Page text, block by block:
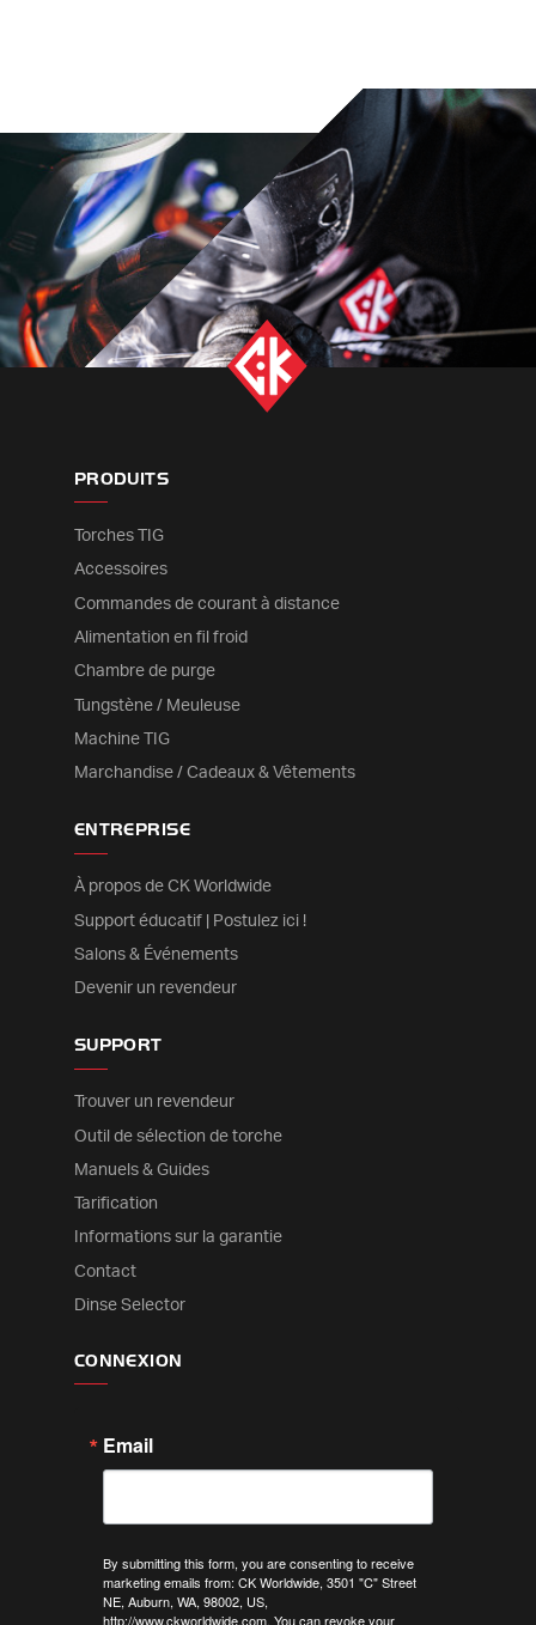
PRODUITS
Torches TIG
Accessoires
Commandes de courant à distance
Alimentation en fil froid
Chambre de purge
Tungstène / Meuleuse
Machine TIG
Marchandise / Cadeaux & Vêtements
ENTREPRISE
À propos de CK Worldwide
Support éducatif | Postulez ici !
Salons & Événements
Devenir un revendeur
SUPPORT
Trouver un revendeur
Outil de sélection de torche
Manuels & Guides
Tarification
Informations sur la garantie
Contact
Dinse Selector
CONNEXION
Email
By submitting this form, you are consenting to receive
marketing emails from: CK Worldwide, 3501 "C" Street
NE, Auburn, WA, 98002, US,
http://www.ckworldwide.com. You can revoke your